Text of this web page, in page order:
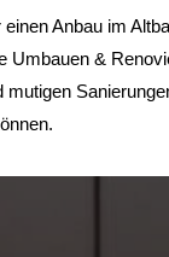
Anbau im
Umbauen &
mutigen